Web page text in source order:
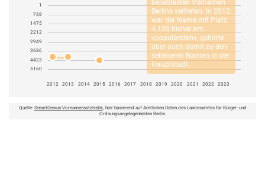
beliebtesten Vornamen
Berlins vertreten. In 2012
war der Name mit Platz
4.135 bisher am
»populärsten«, gehörte
aber auch damit zu den
selteneren Namen in der
Hauptstadt.
1
738
1475
2212
2949
3686
4423
5160
2012 2013 2014 2015 2016 2017 2018 2019 2020 2021 2022 2023
Quelle: SmartGenius-Vornamensstatistik, hier basierend auf Amtlichen Daten des Landesamtes für Bürger- und
Ordnungsangelegenheiten Berlin.